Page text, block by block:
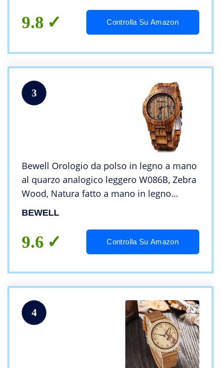
9.8 Controlla Su Amazon
3
Bewell Orologio da polso in legno a mano
al quarzo analogico leggero W086B, Zebra
Wood, Natura fatto a mano in legno
ambientale lightweigh boomboo Mens
BEWELL
9.6 Controlla Su Amazon
4